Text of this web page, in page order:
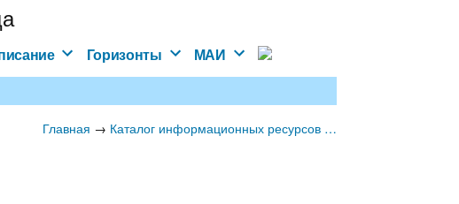
Горизонты МАИ
Главная → Каталог информационных ресурсов ИВДИВО для граждан